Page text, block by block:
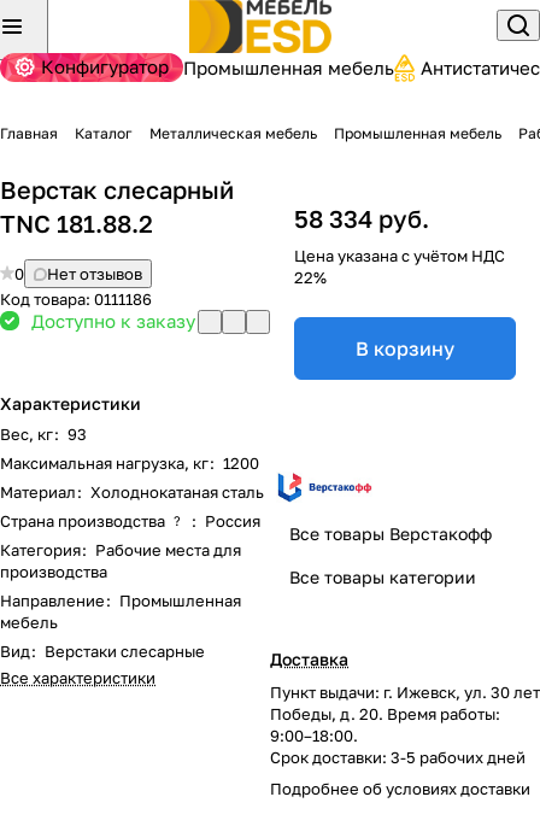
Конфигуратор Промышленная мебель
Главная Каталог Металлическая мебель Промышленная мебель
Верстак слесарный
TNC 181.88.2
0
Нет отзывов
Код товара: 0111186
Доступно к заказу
Характеристики
Вес, кг: 93
Максимальная нагрузка, кг: 1200
Материал: Холоднокатаная сталь
Страна производства ? : Россия
Категория: Рабочие места для
производства
Направление: Промышленная
мебель
Вид: Верстаки слесарные
Все характеристики
58 334 руб.
Цена указана с учётом НДС
22%
В корзину
Все товары Верстакофф
Все товары категории
Доставка
Пункт выдачи: г. Ижевск, ул. 30 лет
Победы, д. 20. Время работы:
9:00–18:00.
Срок доставки: 3-5 рабочих дней
Подробнее обусловиях доставки